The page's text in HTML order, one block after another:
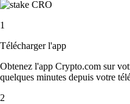
1
Télécharger l'app
Obtenez l'app Crypto.com sur
quelques minutes depuis votre
2